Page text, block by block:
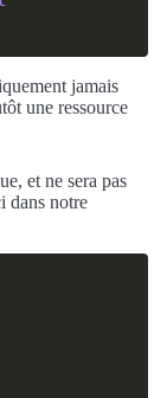
jamais
une ressource
et ne sera pas
dans notre